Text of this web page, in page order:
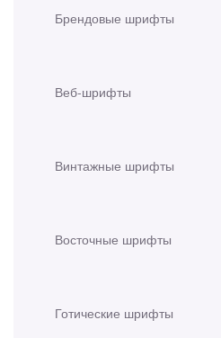
Брендовые шрифты
Веб-шрифты
Винтажные шрифты
Восточные шрифты
Готические шрифты